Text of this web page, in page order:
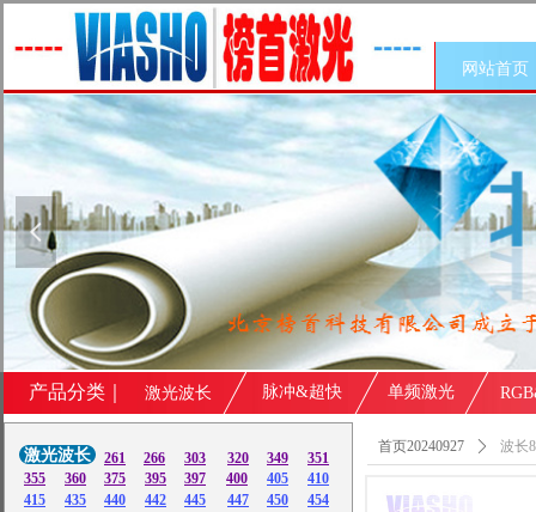
넳
网站首页
首页20240927 ꄲ 波长
261 266 303 320 349
351
355
360 375 395 397 400 405
410
415
435 440 442 445 447 450
454
激光波长
产品分类｜ 激光波长 脉冲&超快 单频激光